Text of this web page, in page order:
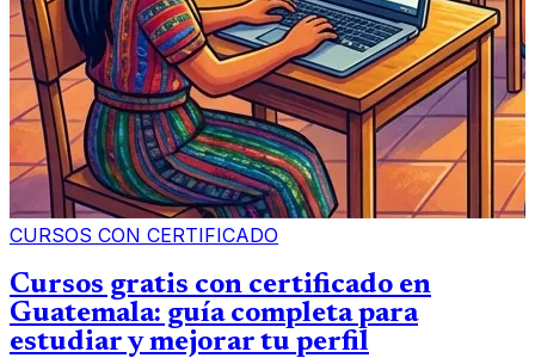
CURSOS CON CERTIFICADO
Cursos gratis con certificado en
Guatemala: guía completa para
estudiar y mejorar tu perfil